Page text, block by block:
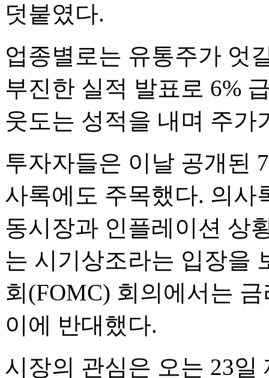
덧붙였다.
업종별로는 유통주가 엇
부진한 실적 발표로 6%
웃도는 성적을 내며 주가
투자자들은 이날 공개된
사록에도 주목했다. 의사
동시장과 인플레이션 상
는 시기상조라는 입장을
회(FOMC) 회의에서는
이에 반대했다.
시장의 관심은 오는 23